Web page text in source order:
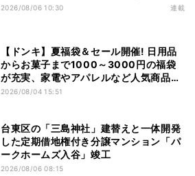
2026/08/06 10:30 連載
【ドンキ】夏福袋＆セール開催! 日用品
からお菓子まで1000～3000円の福袋
が充実、家電やアパレルなど人気商品も
特価
2026/08/04 15:51
台東区の「三島神社」建替えと一体開発
した定期借地権付き分譲マンション「パ
ークホームズ入谷」竣工
2026/08/06 08:15